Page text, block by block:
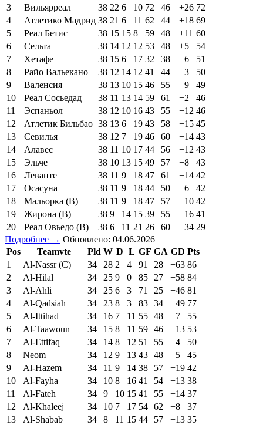
3
Вильярреал 38 22 6 10 72 46 +26 72
4
Атлетико Мадрид 38 21 6 11 62 44 +18 69
5
Реал Бетис 38 15 15 8 59 48 +11 60
6
Сельта 38 14 12 12 53 48 +5
54
7
Хетафе 38 15 6 17 32 38 −6
51
8
Райо Вальекано 38 12 14 12 41 44 −3
50
9
Валенсия 38 13 10 15 46 55 −9
49
10
Реал Сосьедад 38 11 13 14 59 61 −2
46
11
Эспаньол 38 12 10 16 43 55 −12 46
12
Атлетик Бильбао 38 13 6 19 43 58 −15 45
13
Севилья 38 12 7 19 46 60 −14 43
14
Алавес 38 11 10 17 44 56 −12 43
15
Эльче 38 10 13 15 49 57 −8
43
16
Леванте 38 11 9 18 47 61 −14 42
17
Осасуна 38 11 9 18 44 50 −6
42
18
Мальорка (В) 38 11 9 18 47 57 −10 42
19
Жирона (В) 38 9 14 15 39 55 −16 41
20
Реал Овьедо (В) 38 6 11 21 26 60 −34 29
Подробнее → Обновлено: 04.06.2026
Pos
Teamvte Pld W D L GF GA GD Pts
1
Al-Nassr (C) 34 28 2 4 91 28 +63 86
2
Al-Hilal 34 25 9 0 85 27 +58 84
3
Al-Ahli 34 25 6 3 71 25 +46 81
4
Al-Qadsiah 34 23 8 3 83 34 +49 77
5
Al-Ittihad 34 16 7 11 55 48 +7
55
6
Al-Taawoun 34 15 8 11 59 46 +13 53
7
Al-Ettifaq 34 14 8 12 51 55 −4
50
8
Neom 34 12 9 13 43 48 −5
45
9
Al-Hazem 34 11 9 14 38 57 −19 42
10
Al-Fayha 34 10 8 16 41 54 −13 38
11
Al-Fateh 34 9 10 15 41 55 −14 37
12
Al-Khaleej 34 10 7 17 54 62 −8
37
13
Al-Shabab 34 8 11 15 44 57 −13 35